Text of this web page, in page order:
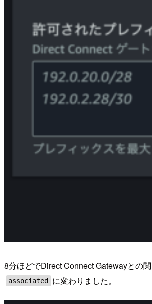
8分ほどでDirect Connect Gatewayとの
associated に変わりました。